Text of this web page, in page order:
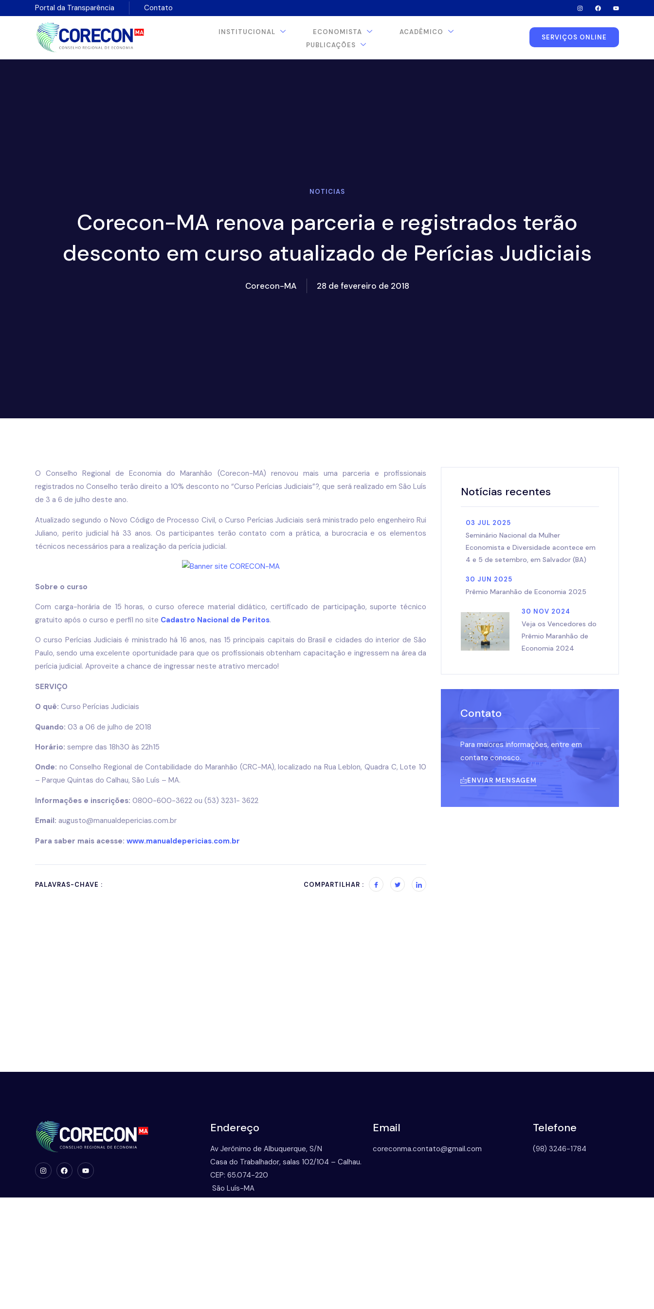
Portal da Transparência Contato
INSTITUCIONAL ECONOMISTA
ACADÊMICO
PUBLICAÇÕES
SERVIÇOS ONLINE
NOTICIAS
Corecon-MA renova parceria e registrados terão
desconto em curso atualizado de Perícias Judiciais
Corecon-MA 28 de fevereiro de 2018
O Conselho Regional de Economia do Maranhão (Corecon-MA) renovou mais uma parceria e profissionais
registrados no Conselho terão direito a 10% desconto no “Curso Perícias Judiciais”?, que será realizado em São Luís
de 3 a 6 de julho deste ano.
Atualizado segundo o Novo Código de Processo Civil, o Curso Perícias Judiciais será ministrado pelo engenheiro Rui
Juliano, perito judicial há 33 anos. Os participantes terão contato com a prática, a burocracia e os elementos
técnicos necessários para a realização da perícia judicial.
Sobre o curso
Com carga-horária de 15 horas, o curso oferece material didático, certificado de participação, suporte técnico
gratuito após o curso e perfil no site Cadastro Nacional de Peritos.
O curso Perícias Judiciais é ministrado há 16 anos, nas 15 principais capitais do Brasil e cidades do interior de São
Paulo, sendo uma excelente oportunidade para que os profissionais obtenham capacitação e ingressem na área da
perícia judicial. Aproveite a chance de ingressar neste atrativo mercado!
SERVIÇO
O quê: Curso Perícias Judiciais
Quando: 03 a 06 de julho de 2018
Horário: sempre das 18h30 às 22h15
Onde: no Conselho Regional de Contabilidade do Maranhão (CRC-MA), localizado na Rua Leblon, Quadra C, Lote 10
– Parque Quintas do Calhau, São Luís – MA.
Informações e inscrições: 0800-600-3622 ou (53) 3231- 3622
Email: augusto@manualdepericias.com.br
Para saber mais acesse: www.manualdepericias.com.br
PALAVRAS-CHAVE : COMPARTILHAR :
Notícias recentes
03 JUL 2025
Seminário Nacional da Mulher
Economista e Diversidade acontece em
4 e 5 de setembro, em Salvador (BA)
30 JUN 2025
Prêmio Maranhão de Economia 2025
30 NOV 2024
Veja os Vencedores do
Prêmio Maranhão de
Economia 2024
Contato
Para maiores informações, entre em
contato conosco.
ENVIAR MENSAGEM
Endereço
Av Jerônimo de Albuquerque, S/N
Casa do Trabalhador, salas 102/104 – Calhau.
CEP: 65.074-220
São Luís-MA
Email
coreconma.contato@gmail.com
Telefone
(98) 3246-1784